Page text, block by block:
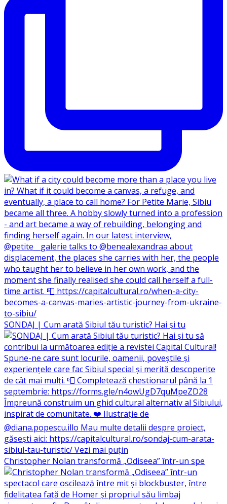
SONDAJ | Cum arată Sibiul tău turistic? Hai și tu
Christopher Nolan transformă „Odiseea” într-un spe